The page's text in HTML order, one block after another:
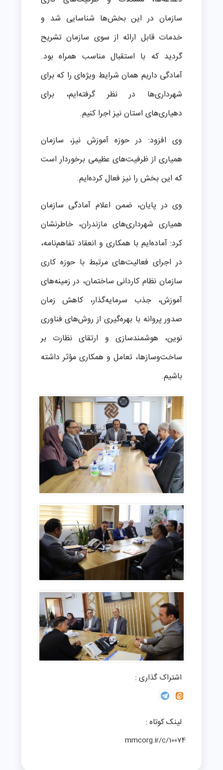
سازمان در این بخش‌ها شناسایی شد و
خدمات قابل ارائه از سوی سازمان تشریح
گردید که با استقبال مناسب همراه بود.
آمادگی داریم همان شرایط ویژه‌ای را که برای
شهرداری‌ها در نظر گرفته‌ایم، برای
دهیاری‌های استان نیز اجرا کنیم.
وی افزود: در حوزه آموزش نیز، سازمان
همیاری از ظرفیت‌های عظیمی برخوردار است
که این بخش را نیز فعال کرده‌ایم.
وی در پایان، ضمن اعلام آمادگی سازمان
همیاری شهرداری‌های مازندران، خاطرنشان
کرد: آماده‌ایم با همکاری و انعقاد تفاهم‌نامه،
در اجرای فعالیت‌های مرتبط با حوزه کاری
سازمان نظام کاردانی ساختمان، در زمینه‌های
آموزش، جذب سرمایه‌گذار، کاهش زمان
صدور پروانه با بهره‌گیری از روش‌های فناوری
نوین، هوشمندسازی و ارتقای نظارت بر
ساخت‌وسازها، تعامل و همکاری مؤثر داشته
باشیم.
اشتراک گذاری :
لینک کوتاه :
mmcorg.ir/c/10074